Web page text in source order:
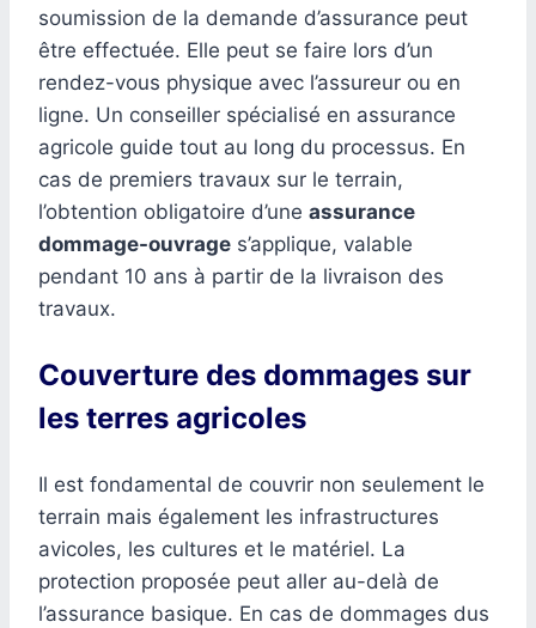
soumission de la demande d’assurance peut
être effectuée. Elle peut se faire lors d’un
rendez-vous physique avec l’assureur ou en
ligne. Un conseiller spécialisé en assurance
agricole guide tout au long du processus. En
cas de premiers travaux sur le terrain,
l’obtention obligatoire d’une assurance
dommage-ouvrage s’applique, valable
pendant 10 ans à partir de la livraison des
travaux.
Couverture des dommages sur
les terres agricoles
Il est fondamental de couvrir non seulement le
terrain mais également les infrastructures
avicoles, les cultures et le matériel. La
protection proposée peut aller au-delà de
l’assurance basique. En cas de dommages dus